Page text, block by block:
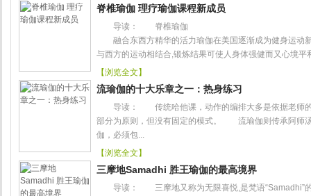
脊椎瑜伽 理疗瑜伽课程新成员
导读： 脊椎瑜伽
融合东西方精华的活力瑜伽在美国逐渐成为健身运动
与西方的运动相结合,锻炼结果可使人身体强健而又心境平
【浏览全文】
流瑜伽的十大乐章之一：热身练习
导读： 传统哈他课，动作的编排大多是依据老师的
部分为原则，但没有固定的模式。 流瑜伽则传承阿师
伽，必须包...
【浏览全文】
三摩地Samadhi 胜王瑜伽的最高境界
导读： 三摩地又称为无限喜悦,是梵语“Samadhi”的